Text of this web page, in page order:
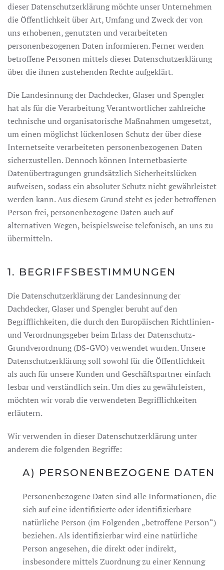
dieser Datenschutzerklärung möchte unser Unternehmen
die Öffentlichkeit über Art, Umfang und Zweck der von
uns erhobenen, genutzten und verarbeiteten
personenbezogenen Daten informieren. Ferner werden
betroffene Personen mittels dieser Datenschutzerklärung
über die ihnen zustehenden Rechte aufgeklärt.
Die Landesinnung der Dachdecker, Glaser und Spengler
hat als für die Verarbeitung Verantwortlicher zahlreiche
technische und organisatorische Maßnahmen umgesetzt,
um einen möglichst lückenlosen Schutz der über diese
Internetseite verarbeiteten personenbezogenen Daten
sicherzustellen. Dennoch können Internetbasierte
Datenübertragungen grundsätzlich Sicherheitslücken
aufweisen, sodass ein absoluter Schutz nicht gewährleistet
werden kann. Aus diesem Grund steht es jeder betroffenen
Person frei, personenbezogene Daten auch auf
alternativen Wegen, beispielsweise telefonisch, an uns zu
übermitteln.
1. BEGRIFFSBESTIMMUNGEN
Die Datenschutzerklärung der Landesinnung der
Dachdecker, Glaser und Spengler beruht auf den
Begrifflichkeiten, die durch den Europäischen Richtlinien-
und Verordnungsgeber beim Erlass der Datenschutz-
Grundverordnung (DS-GVO) verwendet wurden. Unsere
Datenschutzerklärung soll sowohl für die Öffentlichkeit
als auch für unsere Kunden und Geschäftspartner einfach
lesbar und verständlich sein. Um dies zu gewährleisten,
möchten wir vorab die verwendeten Begrifflichkeiten
erläutern.
Wir verwenden in dieser Datenschutzerklärung unter
anderem die folgenden Begriffe:
A) PERSONENBEZOGENE DATEN
Personenbezogene Daten sind alle Informationen, die
sich auf eine identifizierte oder identifizierbare
natürliche Person (im Folgenden „betroffene Person“)
beziehen. Als identifizierbar wird eine natürliche
Person angesehen, die direkt oder indirekt,
insbesondere mittels Zuordnung zu einer Kennung